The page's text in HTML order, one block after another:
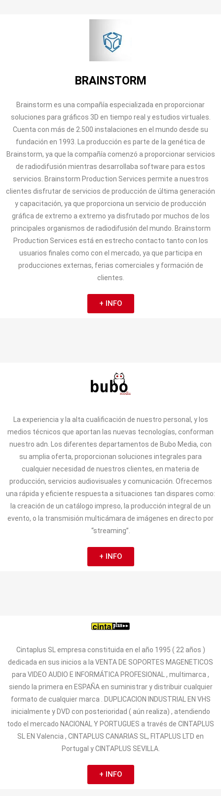
BRAINSTORM
Brainstorm es una compañía especializada en proporcionar
soluciones para gráficos 3D en tiempo real y estudios virtuales.
Cuenta con más de 2.500 instalaciones en el mundo desde su
fundación en 1993. La producción es parte de la genética de
Brainstorm, ya que la compañía comenzó a proporcionar servicios
de radiodifusión mientras desarrollaba software para estos
servicios. Brainstorm Production Services permite a nuestros
clientes disfrutar de servicios de producción de última generación
y capacitación, ya que proporciona un servicio de producción
gráfica de extremo a extremo ya disfrutado por muchos de los
principales organismos de radiodifusión del mundo. Brainstorm
Production Services está en estrecho contacto tanto con los
usuarios finales como con el mercado, ya que participa en
producciones externas, ferias comerciales y formación de
clientes.
+ INFO
La experiencia y la alta cualificación de nuestro personal, y los
medios técnicos que aportan las nuevas tecnologías, conforman
nuestro adn. Los diferentes departamentos de Bubo Media, con
su amplia oferta, proporcionan soluciones integrales para
cualquier necesidad de nuestros clientes, en materia de
producción, servicios audiovisuales y comunicación. Ofrecemos
una rápida y eficiente respuesta a situaciones tan dispares como:
la creación de un catálogo impreso, la producción integral de un
evento, o la transmisión multicámara de imágenes en directo por
“streaming”.
+ INFO
Cintaplus SL empresa constituida en el año 1995 ( 22 años )
dedicada en sus inicios a la VENTA DE SOPORTES MAGENETICOS
para VIDEO AUDIO E INFORMÁTICA PROFESIONAL , multimarca ,
siendo la primera en ESPAÑA en suministrar y distribuir cualquier
formato de cualquier marca . DUPLICACION INDUSTRIAL EN VHS
inicialmente y DVD con posterioridad ( aún realiza) , atendiendo
todo el mercado NACIONAL Y PORTUGUES a través de CINTAPLUS
SL EN Valencia , CINTAPLUS CANARIAS SL, FITAPLUS LTD en
Portugal y CINTAPLUS SEVILLA.
+ INFO